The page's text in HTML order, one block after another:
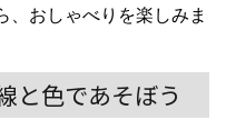
、おしゃべりを楽しみま
と色であそぼう